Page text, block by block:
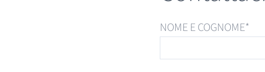
NOME E COGNOME*